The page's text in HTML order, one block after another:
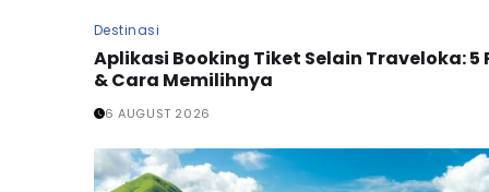
Destinasi
Aplikasi Booking Tiket Selain Traveloka: 5
& Cara Memilihnya
6 AUGUST 2026